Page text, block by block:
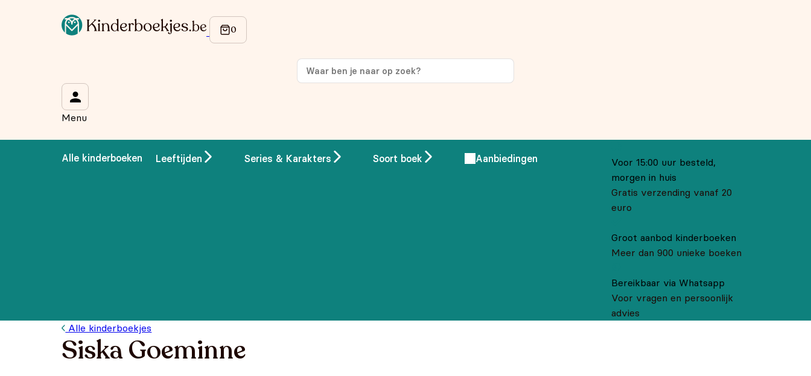
Menu
Alle kinderboeken Leeftijden Series & Karakters Soort boek Aanbiedingen
Voor 15:00 uur besteld,
morgen in huis
Gratis verzending vanaf 20
euro
Groot aanbod kinderboeken
Meer dan 900 unieke boeken
Bereikbaar via Whatsapp
Voor vragen en persoonlijk
advies
Alle kinderboekjes
Siska Goeminne